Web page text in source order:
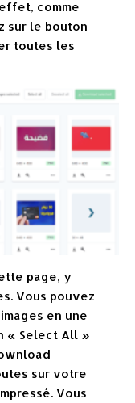
comme
sur le bouton
toutes les
page, y
Vous pouvez
en une
« Select All »
sur votre
Vous